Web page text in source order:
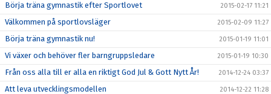
Börja träna gymnastik efter Sportlovet 2015-02-17 11:21
Välkommen på sportlovsläger 2015-02-09 11:27
Börja träna gymnastik nu! 2015-01-19 11:01
Vi växer och behöver fler barngruppsledare 2015-01-19 10:30
Från oss alla till er alla en riktigt God Jul & Gott Nytt År! 2014-12-24 03:37
Att leva utvecklingsmodellen 2014-12-22 11:28